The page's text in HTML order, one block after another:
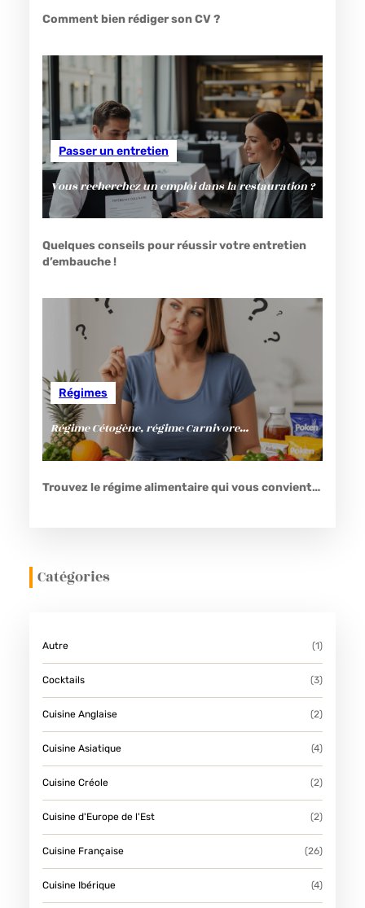
Comment bien rédiger son CV ?
Passer un entretien
Vous recherchez un emploi dans la restauration ?
Quelques conseils pour réussir votre entretien
d’embauche !
Régimes
Régime Cétogène, régime Carnivore…
Trouvez le régime alimentaire qui vous convient…
Catégories
Autre (1)
Cocktails (3)
Cuisine Anglaise (2)
Cuisine Asiatique (4)
Cuisine Créole (2)
Cuisine d'Europe de l'Est (2)
Cuisine Française (26)
Cuisine Ibérique (4)